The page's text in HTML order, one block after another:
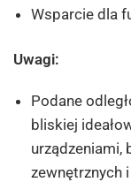
Wsparcie dla
Uwagi:
Podane
bliskiej
urządzeniami,
zewnętrznych